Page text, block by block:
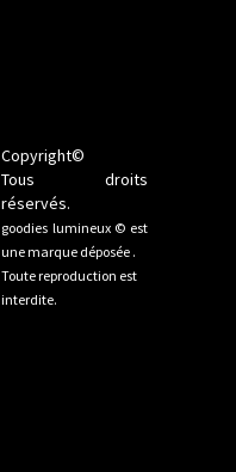
Copyright©
Tous droits
réservés.
goodies lumineux © est
une marque déposée .
Toute reproduction est
interdite.